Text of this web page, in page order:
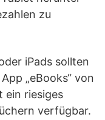
zu
iPads sollten
„eBooks“ von
ein riesiges
verfügbar.